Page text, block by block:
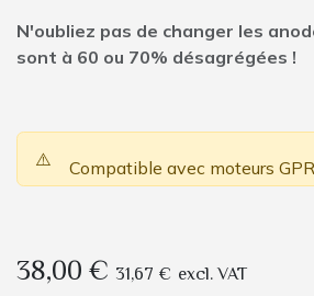
N'oubliez pas de changer les
sont à 60 ou 70% désagrégées !
⚠️ Compatible avec moteurs
38,00€ 31,67 € excl. VAT